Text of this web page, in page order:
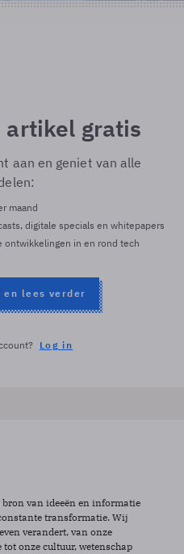
artikel gratis
aan en geniet van alle
maand
digitale specials en whitepapers
in en rond tech
lees verder
Log in
bron van ideeën en informatie
transformatie. Wij
verandert, van onze
onze cultuur, wetenschap